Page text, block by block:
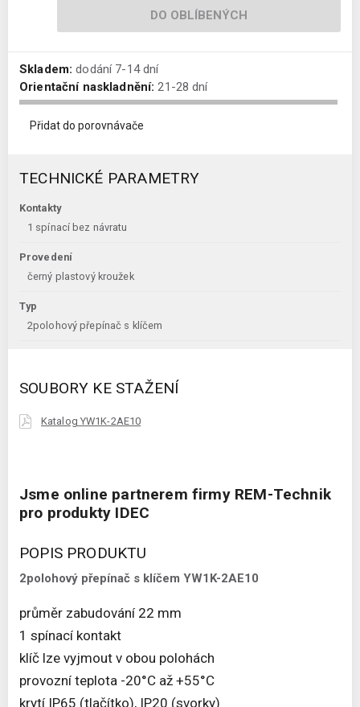
DO OBLÍBENÝCH
Skladem: dodání 7-14 dní
Orientační naskladnění: 21-28 dní
Přidat do porovnávače
TECHNICKÉ PARAMETRY
Kontakty
1 spínací bez návratu
Provedení
černý plastový kroužek
Typ
2polohový přepínač s klíčem
SOUBORY KE STAŽENÍ
Katalog YW1K-2AE10
Jsme online partnerem firmy REM-Technik
pro produkty IDEC
POPIS PRODUKTU
2polohový přepínač s klíčem YW1K-2AE10
průměr zabudování 22 mm
1 spínací kontakt
klíč lze vyjmout v obou polohách
provozní teplota -20°C až +55°C
krytí IP65 (tlačítko), IP20 (svorky)